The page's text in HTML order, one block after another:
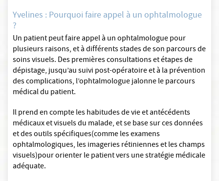
Yvelines : Pourquoi faire appel à un ophtalmologue
?
Un patient peut faire appel à un ophtalmologue pour
plusieurs raisons, et à différents stades de son parcours de
soins visuels. Des premières consultations et étapes de
dépistage, jusqu’au suivi post-opératoire et à la prévention
des complications, l’ophtalmologue jalonne le parcours
médical du patient.
Il prend en compte les habitudes de vie et antécédents
médicaux et visuels du malade, et se base sur ces données
et des outils spécifiques(comme les examens
ophtalmologiques, les imageries rétiniennes et les champs
visuels)pour orienter le patient vers une stratégie médicale
adéquate.